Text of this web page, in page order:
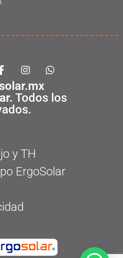
Todos los
y TH
ErgoSolar